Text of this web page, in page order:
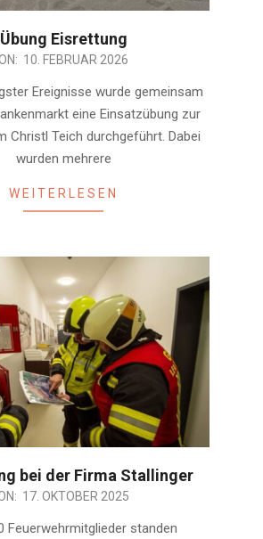
Übung Eisrettung
10. FEBRUAR 2026
Ereignisse wurde gemeinsam
eine Einsatzübung zur
Christl Teich durchgeführt. Dabei
wurden mehrere
WEITERLESEN
bei der Firma Stallinger
17. OKTOBER 2025
Feuerwehrmitglieder standen